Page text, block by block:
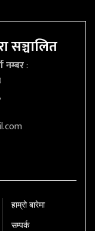
सञ्चालित
नम्बर:
हाम्रो बारेमा
सम्पर्क